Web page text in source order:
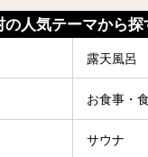
の人気テーマから探
露天風呂
お食事・
サウナ